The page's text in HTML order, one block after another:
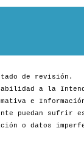
de revisión.
a la
e
puedan sufrir
o datos